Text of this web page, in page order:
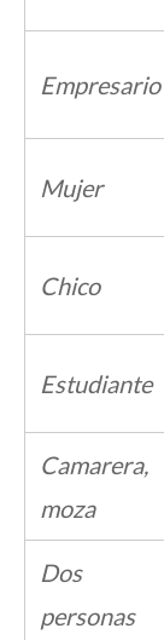
Empresario
Mujer
Chico
Estudiante
Camarera,
moza
Dos
personas